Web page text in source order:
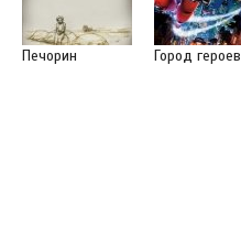
Печорин Город героев